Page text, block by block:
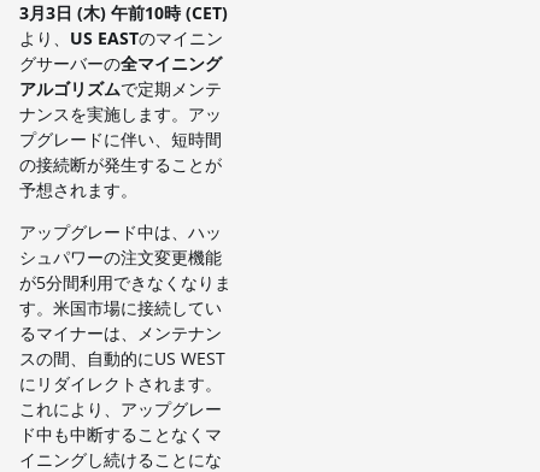
3月3日 (木) 午前10時 (CET)
より、 US EASTのマイニン
グサーバーの全マイニング
アルゴリズムで定期メンテ
ナンスを実施します。アッ
プグレードに伴い、短時間
の接続断が発生することが
予想されます。
アップグレード中は、ハッ
シュパワーの注文変更機能
が5分間利用できなくなりま
す。米国市場に接続してい
るマイナーは、メンテナン
スの間、自動的にUS WEST
にリダイレクトされます。
これにより、アップグレー
ド中も中断することなくマ
イニングし続けることにな